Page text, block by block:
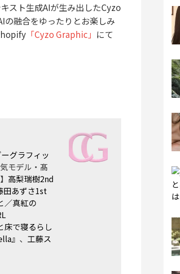
スト生成AIが生み出したCyzo
融合をゆったりとお楽しみ
「Cyzo Graphic」 にて
ーグラフィッ
モデル・髙
高梨瑞樹2nd
田あずさ1st
／真紅の
床で寝るらし
』 、 工藤ス